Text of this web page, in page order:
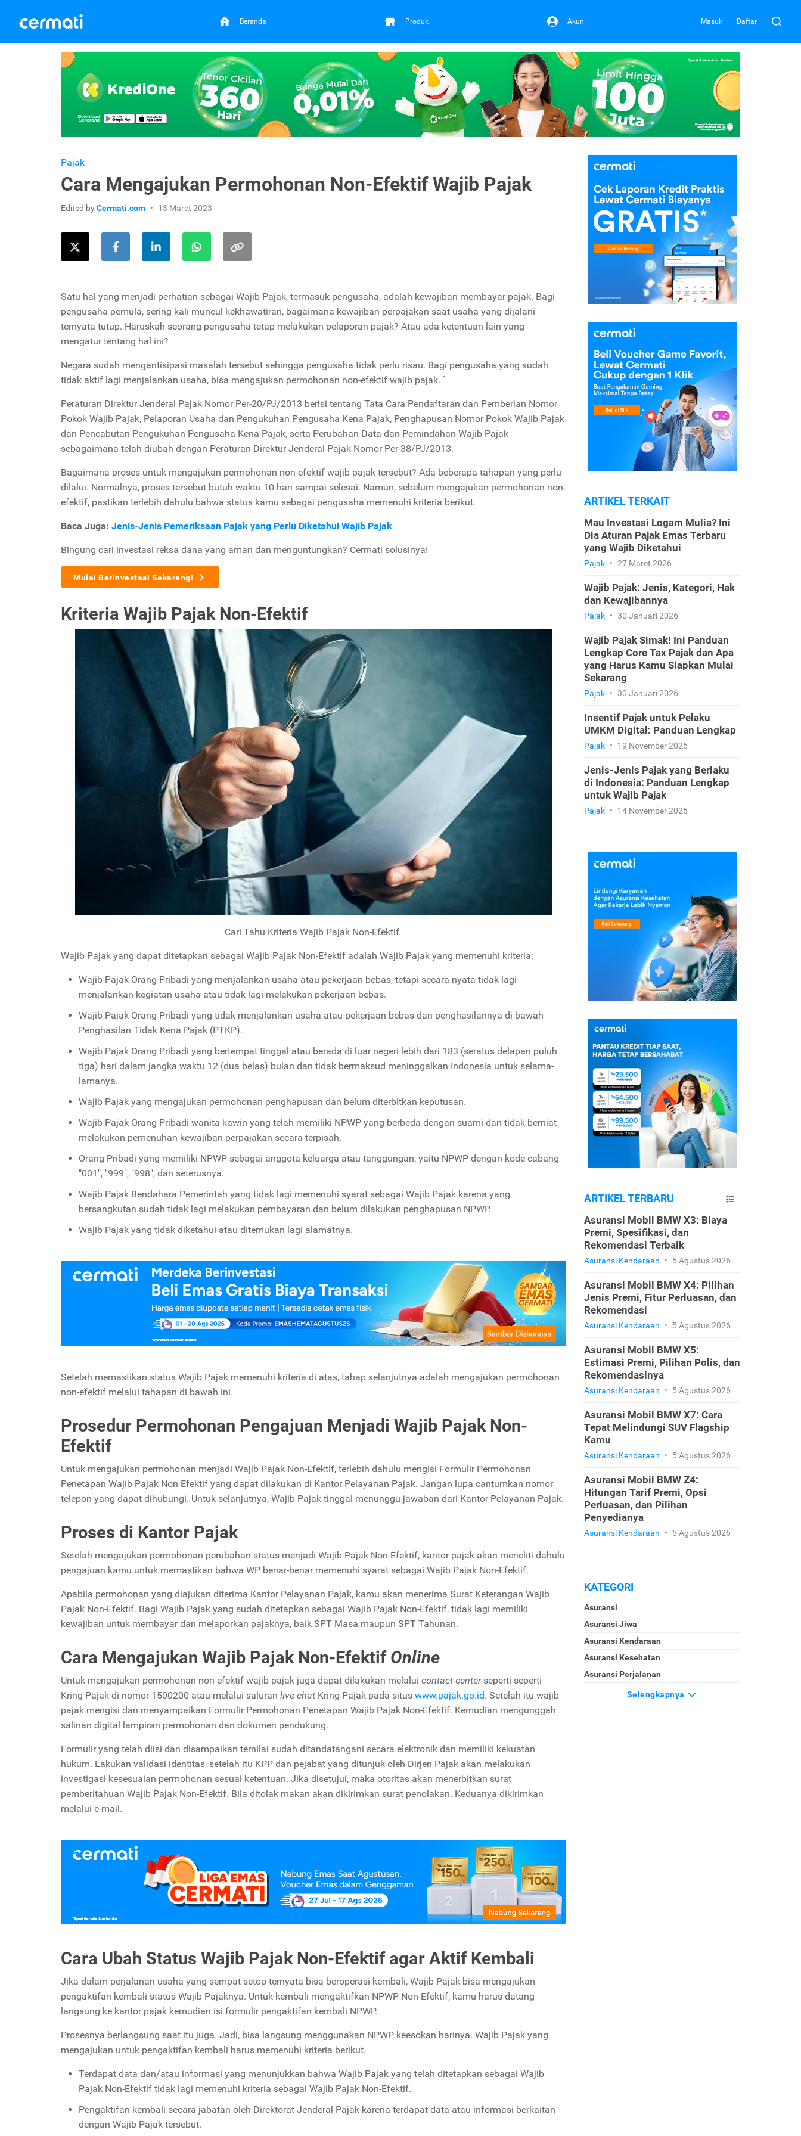
Beranda Produk Akun Masuk Daftar
Pajak
Cara Mengajukan Permohonan Non-Efektif Wajib Pajak
Edited byCermati.com 13 Maret 2023
Satu hal yang menjadi perhatian sebagai Wajib Pajak, termasuk pengusaha, adalah kewajiban membayar pajak. Bagi
pengusaha pemula, sering kali muncul kekhawatiran, bagaimana kewajiban perpajakan saat usaha yang dijalani
ternyata tutup. Haruskah seorang pengusaha tetap melakukan pelaporan pajak? Atau ada ketentuan lain yang
mengatur tentang hal ini?
Negara sudah mengantisipasi masalah tersebut sehingga pengusaha tidak perlu risau. Bagi pengusaha yang sudah
tidak aktif lagi menjalankan usaha, bisa mengajukan permohonan non-efektif wajib pajak. `
Peraturan Direktur Jenderal Pajak Nomor Per-20/PJ/2013 berisi tentang Tata Cara Pendaftaran dan Pemberian Nomor
Pokok Wajib Pajak, Pelaporan Usaha dan Pengukuhan Pengusaha Kena Pajak, Penghapusan Nomor Pokok Wajib Pajak
dan Pencabutan Pengukuhan Pengusaha Kena Pajak, serta Perubahan Data dan Pemindahan Wajib Pajak
sebagaimana telah diubah dengan Peraturan Direktur Jenderal Pajak Nomor Per-38/PJ/2013.
Bagaimana proses untuk mengajukan permohonan non-efektif wajib pajak tersebut? Ada beberapa tahapan yang perlu
dilalui. Normalnya, proses tersebut butuh waktu 10 hari sampai selesai. Namun, sebelum mengajukan permohonan non-
efektif, pastikan terlebih dahulu bahwa status kamu sebagai pengusaha memenuhi kriteria berikut.
Baca Juga: Jenis-Jenis Pemeriksaan Pajak yang Perlu Diketahui Wajib Pajak
Bingung cari investasi reksa dana yang aman dan menguntungkan? Cermati solusinya!
Mulai Berinvestasi Sekarang!
Kriteria Wajib Pajak Non-Efektif
Cari Tahu Kriteria Wajib Pajak Non-Efektif
Wajib Pajak yang dapat ditetapkan sebagai Wajib Pajak Non-Efektif adalah Wajib Pajak yang memenuhi kriteria:
Wajib Pajak Orang Pribadi yang menjalankan usaha atau pekerjaan bebas, tetapi secara nyata tidak lagi
menjalankan kegiatan usaha atau tidak lagi melakukan pekerjaan bebas.
Wajib Pajak Orang Pribadi yang tidak menjalankan usaha atau pekerjaan bebas dan penghasilannya di bawah
Penghasilan Tidak Kena Pajak (PTKP).
Wajib Pajak Orang Pribadi yang bertempat tinggal atau berada di luar negeri lebih dari 183 (seratus delapan puluh
tiga) hari dalam jangka waktu 12 (dua belas) bulan dan tidak bermaksud meninggalkan Indonesia untuk selama-
lamanya.
Wajib Pajak yang mengajukan permohonan penghapusan dan belum diterbitkan keputusan.
Wajib Pajak Orang Pribadi wanita kawin yang telah memiliki NPWP yang berbeda dengan suami dan tidak berniat
melakukan pemenuhan kewajiban perpajakan secara terpisah.
Orang Pribadi yang memiliki NPWP sebagai anggota keluarga atau tanggungan, yaitu NPWP dengan kode cabang
"001", "999", "998", dan seterusnya.
Wajib Pajak Bendahara Pemerintah yang tidak lagi memenuhi syarat sebagai Wajib Pajak karena yang
bersangkutan sudah tidak lagi melakukan pembayaran dan belum dilakukan penghapusan NPWP.
Wajib Pajak yang tidak diketahui atau ditemukan lagi alamatnya.
Setelah memastikan status Wajib Pajak memenuhi kriteria di atas, tahap selanjutnya adalah mengajukan permohonan
non-efektif melalui tahapan di bawah ini.
Prosedur Permohonan Pengajuan Menjadi Wajib Pajak Non-
Efektif
Untuk mengajukan permohonan menjadi Wajib Pajak Non-Efektif, terlebih dahulu mengisi Formulir Permohonan
Penetapan Wajib Pajak Non Efektif yang dapat dilakukan di Kantor Pelayanan Pajak. Jangan lupa cantumkan nomor
telepon yang dapat dihubungi. Untuk selanjutnya, Wajib Pajak tinggal menunggu jawaban dari Kantor Pelayanan Pajak.
Proses di Kantor Pajak
Setelah mengajukan permohonan perubahan status menjadi Wajib Pajak Non-Efektif, kantor pajak akan meneliti dahulu
pengajuan kamu untuk memastikan bahwa WP benar-benar memenuhi syarat sebagai Wajib Pajak Non-Efektif.
Apabila permohonan yang diajukan diterima Kantor Pelayanan Pajak, kamu akan menerima Surat Keterangan Wajib
Pajak Non-Efektif. Bagi Wajib Pajak yang sudah ditetapkan sebagai Wajib Pajak Non-Efektif, tidak lagi memiliki
kewajiban untuk membayar dan melaporkan pajaknya, baik SPT Masa maupun SPT Tahunan.
Cara Mengajukan Wajib Pajak Non-Efektif Online
Untuk mengajukan permohonan non-efektif wajib pajak juga dapat dilakukan melalui contact center seperti seperti
Kring Pajak di nomor 1500200 atau melalui saluran live chat Kring Pajak pada situs www.pajak.go.id. Setelah itu wajib
pajak mengisi dan menyampaikan Formulir Permohonan Penetapan Wajib Pajak Non-Efektif. Kemudian mengunggah
salinan digital lampiran permohonan dan dokumen pendukung.
Formulir yang telah diisi dan disampaikan ternilai sudah ditandatangani secara elektronik dan memiliki kekuatan
hukum. Lakukan validasi identitas, setelah itu KPP dan pejabat yang ditunjuk oleh Dirjen Pajak akan melakukan
investigasi kesesuaian permohonan sesuai ketentuan. Jika disetujui, maka otoritas akan menerbitkan surat
pemberitahuan Wajib Pajak Non-Efektif. Bila ditolak makan akan dikirimkan surat penolakan. Keduanya dikirimkan
melalui e-mail.
Cara Ubah Status Wajib Pajak Non-Efektif agar Aktif Kembali
Jika dalam perjalanan usaha yang sempat setop ternyata bisa beroperasi kembali, Wajib Pajak bisa mengajukan
pengaktifan kembali status Wajib Pajaknya. Untuk kembali mengaktifkan NPWP Non-Efektif, kamu harus datang
langsung ke kantor pajak kemudian isi formulir pengaktifan kembali NPWP.
Prosesnya berlangsung saat itu juga. Jadi, bisa langsung menggunakan NPWP keesokan harinya. Wajib Pajak yang
mengajukan untuk pengaktifan kembali harus memenuhi kriteria berikut.
Terdapat data dan/atau informasi yang menunjukkan bahwa Wajib Pajak yang telah ditetapkan sebagai Wajib
Pajak Non-Efektif tidak lagi memenuhi kriteria sebagai Wajib Pajak Non-Efektif.
Pengaktifan kembali secara jabatan oleh Direktorat Jenderal Pajak karena terdapat data atau informasi berkaitan
dengan Wajib Pajak tersebut.
ARTIKEL TERKAIT
Mau Investasi Logam Mulia? Ini
Dia Aturan Pajak Emas Terbaru
yang Wajib Diketahui
Pajak • 27 Maret 2026
Wajib Pajak: Jenis, Kategori, Hak
dan Kewajibannya
Pajak • 30 Januari 2026
Wajib Pajak Simak! Ini Panduan
Lengkap Core Tax Pajak dan Apa
yang Harus Kamu Siapkan Mulai
Sekarang
Pajak • 30 Januari 2026
Insentif Pajak untuk Pelaku
UMKM Digital: Panduan Lengkap
Pajak • 19 November 2025
Jenis-Jenis Pajak yang Berlaku
di Indonesia: Panduan Lengkap
untuk Wajib Pajak
Pajak • 14 November 2025
ARTIKEL TERBARU
Asuransi Mobil BMW X3: Biaya
Premi, Spesifikasi, dan
Rekomendasi Terbaik
Asuransi Kendaraan • 5 Agustus 2026
Asuransi Mobil BMW X4: Pilihan
Jenis Premi, Fitur Perluasan, dan
Rekomendasi
Asuransi Kendaraan • 5 Agustus 2026
Asuransi Mobil BMW X5:
Estimasi Premi, Pilihan Polis, dan
Rekomendasinya
Asuransi Kendaraan • 5 Agustus 2026
Asuransi Mobil BMW X7: Cara
Tepat Melindungi SUV Flagship
Kamu
Asuransi Kendaraan • 5 Agustus 2026
Asuransi Mobil BMW Z4:
Hitungan Tarif Premi, Opsi
Perluasan, dan Pilihan
Penyedianya
Asuransi Kendaraan • 5 Agustus 2026
KATEGORI
Asuransi
Asuransi Jiwa
Asuransi Kendaraan
Asuransi Kesehatan
Asuransi Perjalanan
Selengkapnya